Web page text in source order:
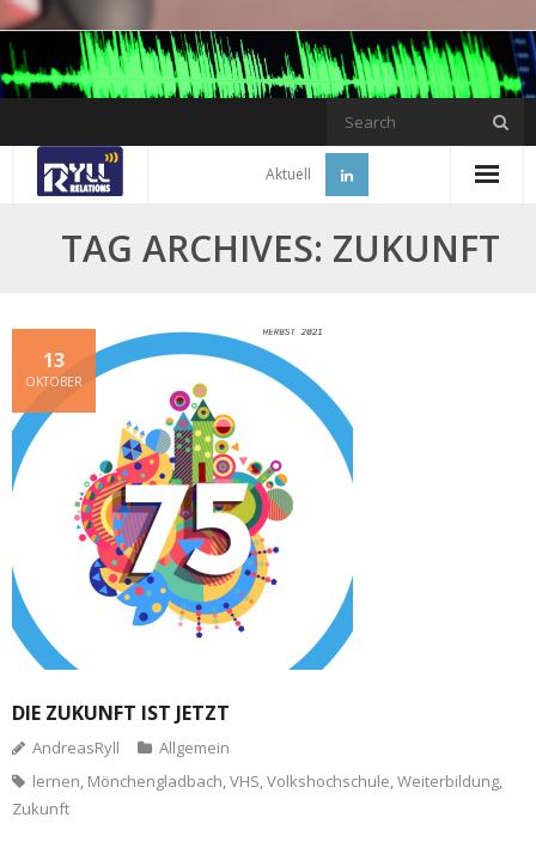
Skip
to
content
Aktuell
TAG ARCHIVES: ZUKUNFT
DIE ZUKUNFT IST JETZT
13
OKTOBER
AndreasRyll
Allgemein
lernen, Mönchengladbach,VHS,Volkshochschule,Weiterbildung,
Zukunft